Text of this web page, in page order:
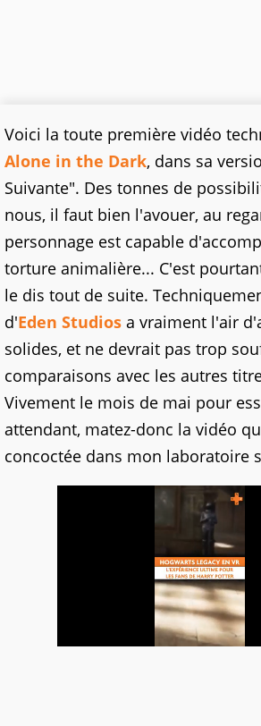
Voici la toute première vidéo
Alone in the Dark, dans sa
Suivante". Des tonnes de
nous, il faut bien l'avouer, au
personnage est capable
torture animalière... C'est
le dis tout de suite.
d'Eden Studios a vraiment l'air
solides, et ne devrait pas trop
comparaisons avec les autres
Vivement le mois de mai pour
attendant, matez-donc la vidéo
concoctée dans mon laboratoire